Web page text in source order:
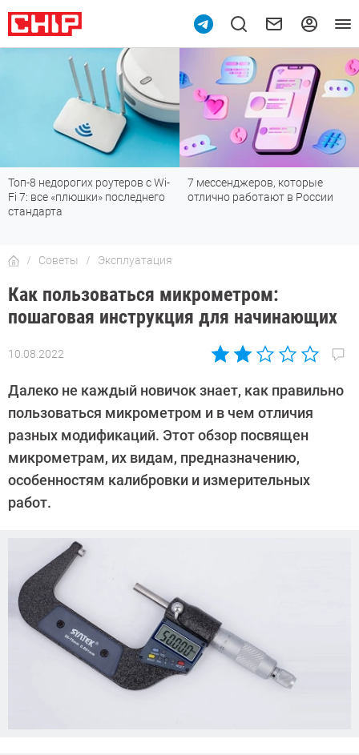
7 мессенджеров, которые
отлично работают в России
Подпишись на наш канал в
мессенджере МАХ
Советы Эксплуатация
Как пользоваться микрометром:
пошаговая инструкция для начинающих
10.08.2022
Автор:
Иванов
Далеко не каждый новичок знает, как правильно
пользоваться микрометром и в чем отличия
разных модификаций. Этот обзор посвящен
микрометрам, их видам, предназначению,
особенностям калибровки и измерительных
работ.